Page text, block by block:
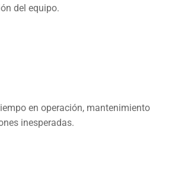
del equipo.
en operación, mantenimiento
inesperadas.